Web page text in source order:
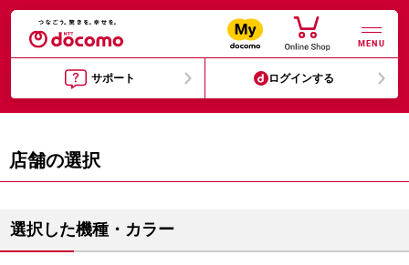
MENU
サポート ログインする
店舗の選択
選択した機種・カラー